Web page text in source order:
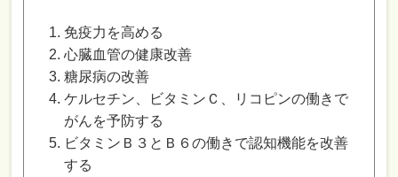
免疫力を高める
心臓血管の健康改善
糖尿病の改善
ケルセチン、ビタミンＣ、リコピンの働きで
がんを予防する
ビタミンＢ３とＢ６の働きで認知機能を改善
する